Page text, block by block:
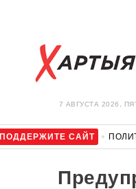
7 АВГУСТА 2026,
ПОДДЕРЖИТЕ САЙТ